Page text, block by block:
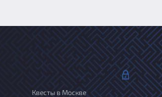
Квесты в Москве